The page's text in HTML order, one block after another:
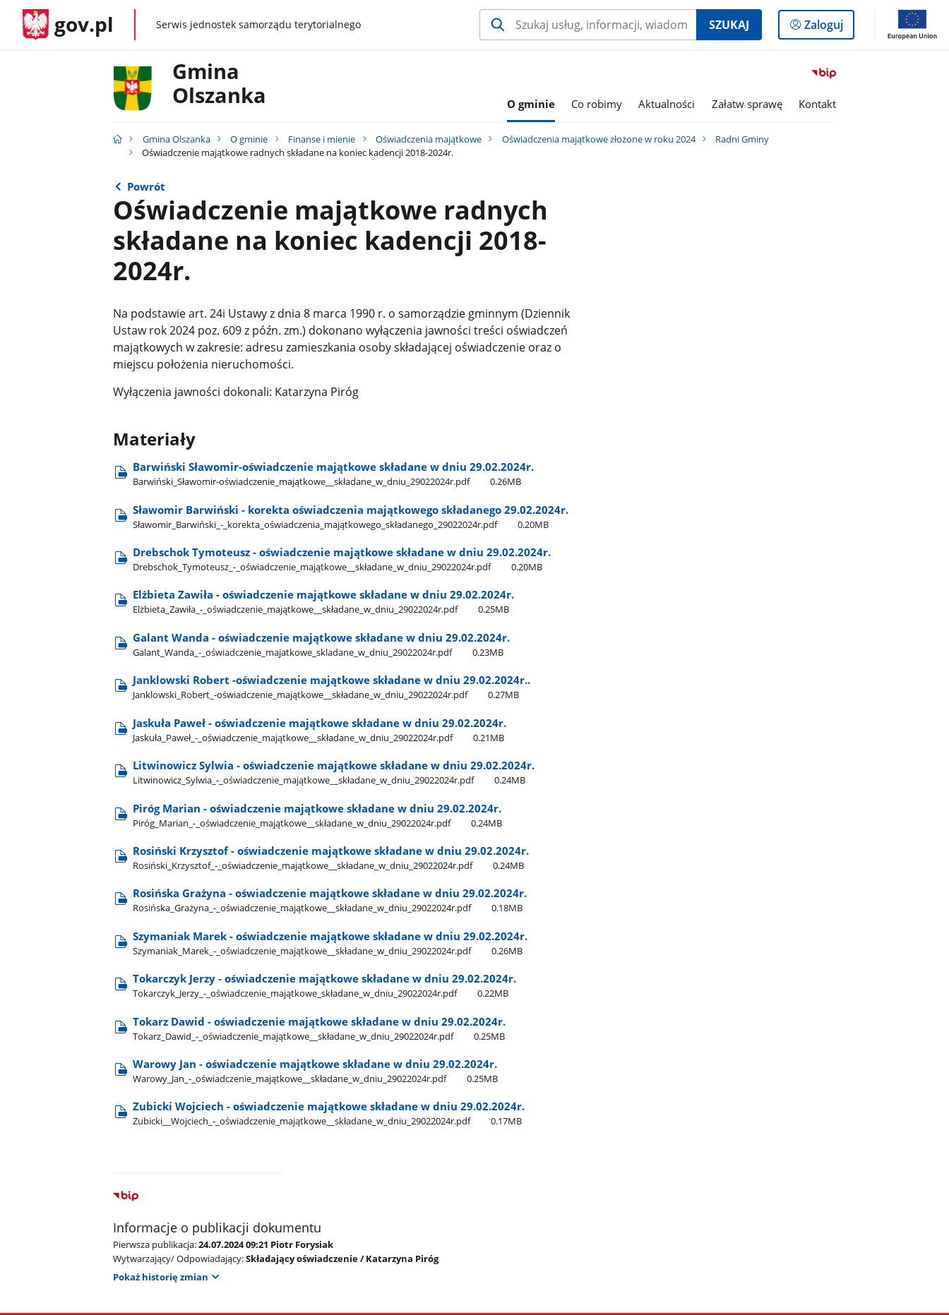
gov.pl gov.plSerwis jednostek samorządu terytorialnego SZUKAJ
Logowanie
do
Zaloguj
Przejdź
serwisu
Gmina
Olszanka
O gminie Co robimy Aktualności Załatw sprawę Kontakt
Gmina Olszanka O gminie Finanse i mienie Oświadczenia majątkowe Oświadczenia majątkowe złożone w roku 2024
Radni Gminy
Oświadczenie majątkowe radnych składane na koniec kadencji 2018-2024r.
Powrót
Oświadczenie majątkowe radnych
składane na koniec kadencji 2018-
2024r.
Na podstawie art. 24i Ustawy z dnia 8 marca 1990 r. o samorządzie gminnym (Dziennik
Ustaw rok 2024 poz. 609 z późn. zm.) dokonano wyłączenia jawności treści oświadczeń
majątkowych w zakresie: adresu zamieszkania osoby składającej oświadczenie oraz o
miejscu położenia nieruchomości.
Wyłączenia jawności dokonali: Katarzyna Piróg
Materiały
Barwiński Sławomir-oświadczenie majątkowe składane w dniu 29.02.2024r.
Barwiński​_Sławomir-oświadczenie​_majątkowe​_​_składane​_w​_dniu​_29022024r.pdf 0.26MB
Sławomir Barwiński - korekta oświadczenia majątkowego składanego 29.02.2024r.
Sławomir​_Barwiński​_-​_korekta​_oświadczenia​_majątkowego​_składanego​_29022024r.pdf 0.20MB
Drebschok Tymoteusz - oświadczenie majątkowe składane w dniu 29.02.2024r.
Drebschok​_Tymoteusz​_-​_oświadczenie​_majątkowe​_​_składane​_w​_dniu​_29022024r.pdf 0.20MB
Elżbieta Zawiła - oświadczenie majątkowe składane w dniu 29.02.2024r.
Elżbieta​_Zawiła​_-​_oświadczenie​_majątkowe​_​_składane​_w​_dniu​_29022024r.pdf 0.25MB
Galant Wanda - oświadczenie majątkowe składane w dniu 29.02.2024r.
Galant​_Wanda​_-​_oświadczenie​_majatkowe​_skladane​_w​_dniu​_29022024r.pdf 0.23MB
Janklowski Robert -oświadczenie majątkowe składane w dniu 29.02.2024r..
Janklowski​_Robert​_-oświadczenie​_majątkowe​_​_składane​_w​_dniu​_29022024r.pdf 0.27MB
Jaskuła Paweł - oświadczenie majątkowe składane w dniu 29.02.2024r.
Jaskuła​_Paweł​_-​_oświadczenie​_majątkowe​_​_składane​_w​_dniu​_29022024r.pdf 0.21MB
Litwinowicz Sylwia - oświadczenie majątkowe składane w dniu 29.02.2024r.
Litwinowicz​_Sylwia​_-​_oświadczenie​_majątkowe​_​_składane​_w​_dniu​_29022024r.pdf 0.24MB
Piróg Marian - oświadczenie majątkowe składane w dniu 29.02.2024r.
Piróg​_Marian​_-​_oświadczenie​_majątkowe​_​_składane​_w​_dniu​_29022024r.pdf 0.24MB
Rosiński Krzysztof - oświadczenie majątkowe składane w dniu 29.02.2024r.
Rosiński​_Krzysztof​_-​_oświadczenie​_majątkowe​_​_składane​_w​_dniu​_29022024r.pdf 0.24MB
Rosińska Grażyna - oświadczenie majątkowe składane w dniu 29.02.2024r.
Rosińska​_Grażyna​_-​_oświadczenie​_majątkowe​_​_składane​_w​_dniu​_29022024r.pdf 0.18MB
Szymaniak Marek - oświadczenie majątkowe składane w dniu 29.02.2024r.
Szymaniak​_Marek​_-​_oświadczenie​_majątkowe​_​_składane​_w​_dniu​_29022024r.pdf 0.26MB
Tokarczyk Jerzy - oświadczenie majątkowe składane w dniu 29.02.2024r.
Tokarczyk​_Jerzy​_-​_oświadczenie​_majątkowe​_składane​_w​_dniu​_29022024r.pdf 0.22MB
Tokarz Dawid - oświadczenie majątkowe składane w dniu 29.02.2024r.
Tokarz​_Dawid​_-​_oświadczenie​_majątkowe​_​_składane​_w​_dniu​_29022024r.pdf 0.25MB
Warowy Jan - oświadczenie majątkowe składane w dniu 29.02.2024r.
Warowy​_Jan​_-​_oświadczenie​_majątkowe​_​_składane​_w​_dniu​_29022024r.pdf 0.25MB
Zubicki Wojciech - oświadczenie majątkowe składane w dniu 29.02.2024r.
Zubicki​_​_Wojciech​_-​_oświadczenie​_majątkowe​_​_składane​_w​_dniu​_29022024r.pdf 0.17MB
Informacje o publikacji dokumentu
Pierwsza publikacja:24.07.2024 09:21 Piotr Forysiak
Wytwarzający/ Odpowiadający:Składający oświadczenie / Katarzyna Piróg
Pokaż historię zmian